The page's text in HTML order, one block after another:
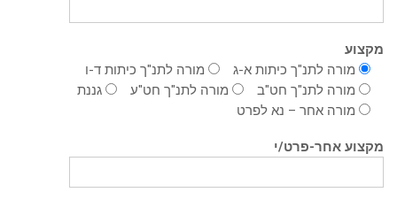
מקצוע
מורה לתנ"ך כיתות א-ג
מורה לתנ"ך כיתות ד-ו
מורה לתנ"ך חט"ב
מורה לתנ"ך חט"ע
גננת
מורה אחר – נא לפרט
מקצוע אחר-פרט/י